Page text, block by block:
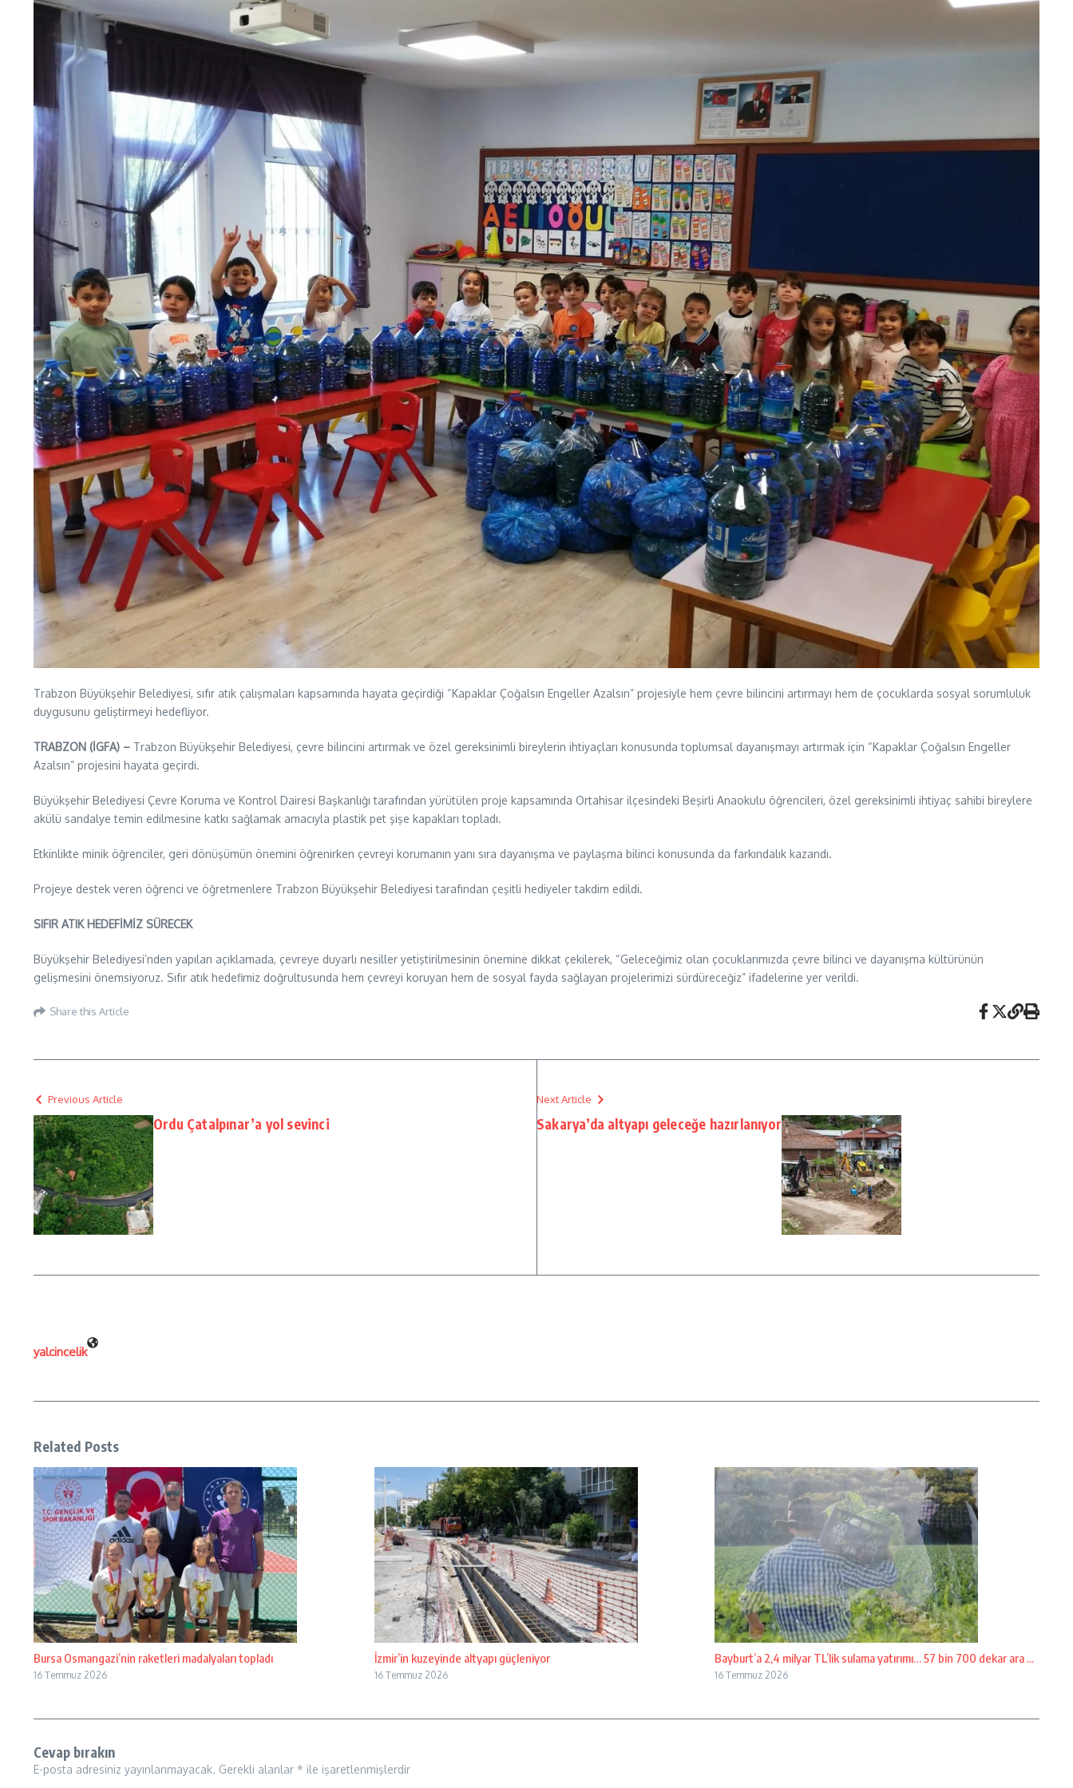
Trabzon Büyükşehir Belediyesi, sıfır atık çalışmaları kapsamında hayata geçirdiği “Kapaklar Çoğalsın Engeller Azalsın” projesiyle hem çevre bilincini artırmayı hem de çocuklarda sosyal sorumluluk
duygusunu geliştirmeyi hedefliyor.
TRABZON (İGFA) – Trabzon Büyükşehir Belediyesi, çevre bilincini artırmak ve özel gereksinimli bireylerin ihtiyaçları konusunda toplumsal dayanışmayı artırmak için “Kapaklar Çoğalsın Engeller
Azalsın” projesini hayata geçirdi.
Büyükşehir Belediyesi Çevre Koruma ve Kontrol Dairesi Başkanlığı tarafından yürütülen proje kapsamında Ortahisar ilçesindeki Beşirli Anaokulu öğrencileri, özel gereksinimli ihtiyaç sahibi bireylere
akülü sandalye temin edilmesine katkı sağlamak amacıyla plastik pet şişe kapakları topladı.
Etkinlikte minik öğrenciler, geri dönüşümün önemini öğrenirken çevreyi korumanın yanı sıra dayanışma ve paylaşma bilinci konusunda da farkındalık kazandı.
Projeye destek veren öğrenci ve öğretmenlere Trabzon Büyükşehir Belediyesi tarafından çeşitli hediyeler takdim edildi.
SIFIR ATIK HEDEFİMİZ SÜRECEK
Büyükşehir Belediyesi’nden yapılan açıklamada, çevreye duyarlı nesiller yetiştirilmesinin önemine dikkat çekilerek, “Geleceğimiz olan çocuklarımızda çevre bilinci ve dayanışma kültürünün
gelişmesini önemsiyoruz. Sıfır atık hedefimiz doğrultusunda hem çevreyi koruyan hem de sosyal fayda sağlayan projelerimizi sürdüreceğiz” ifadelerine yer verildi.
Share this Article
Previous Article
Ordu Çatalpınar’a yol sevinci
Next Article
Sakarya’da altyapı geleceğe hazırlanıyor
yalcincelik
Related Posts
Bursa Osmangazi’nin raketleri madalyaları topladı
16 Temmuz 2026
İzmir’in kuzeyinde altyapı güçleniyor
16 Temmuz 2026
Bayburt’a 2,4 milyar TL’lik sulama yatırımı… 57 bin 700 dekar ara ...
16 Temmuz 2026
Cevap bırakın
E-posta adresiniz yayınlanmayacak. Gerekli alanlar * ile işaretlenmişlerdir